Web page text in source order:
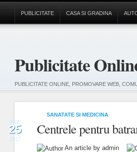
Publicitate
PUBLICITATE ONLINE, PROMOVARE WEB,
PUBLICITATE CASA SI GRADINA
sept.
25
2017
SANATATE SI MEDICINA
Centrele pentru
An article by admin